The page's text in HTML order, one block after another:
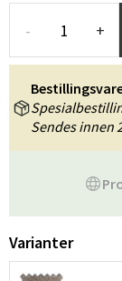
- +
Sendes innen
Varianter